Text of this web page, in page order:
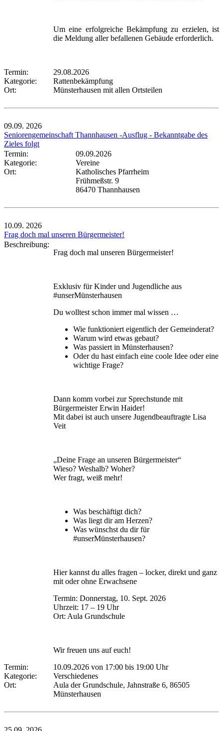
Um eine erfolgreiche Bekämpfung zu erzielen, ist
die Meldung aller befallenen Gebäude erforderlich.
Termin:
29.08.2026
Kategorie:
Rattenbekämpfung
Ort:
Münsterhausen mit allen Ortsteilen
09.09. 2026
Seniorengemeinschaft Thannhausen -Ausflug - Bekanntgabe des
Zieles folgt
Termin:
09.09.2026
Kategorie:
Vereine
Ort:
Katholisches Pfarrheim
Frühmeßstr. 9
86470 Thannhausen
10.09. 2026
Frag doch mal unseren Bürgermeister!
Beschreibung:
Frag doch mal unseren Bürgermeister!
Exklusiv für Kinder und Jugendliche aus
#unserMünsterhausen
Du wolltest schon immer mal wissen …
Wie funktioniert eigentlich der Gemeinderat?
Warum wird etwas gebaut?
Was passiert in Münsterhausen?
Oder du hast einfach eine coole Idee oder eine
wichtige Frage?
Dann komm vorbei zur Sprechstunde mit
Bürgermeister Erwin Haider!
Mit dabei ist auch unsere Jugendbeauftragte Lisa
Veit
„Deine Frage an unseren Bürgermeister“
Wieso? Weshalb? Woher?
Wer fragt, weiß mehr!
Was beschäftigt dich?
Was liegt dir am Herzen?
Was wünschst du dir für
#unserMünsterhausen?
Hier kannst du alles fragen – locker, direkt und ganz
mit oder ohne Erwachsene
Termin: Donnerstag, 10. Sept. 2026
Uhrzeit: 17 – 19 Uhr
Ort: Aula Grundschule
Wir freuen uns auf euch!
Termin:
10.09.2026 von 17:00 bis 19:00 Uhr
Kategorie:
Verschiedenes
Ort:
Aula der Grundschule, Jahnstraße 6, 86505
Münsterhausen